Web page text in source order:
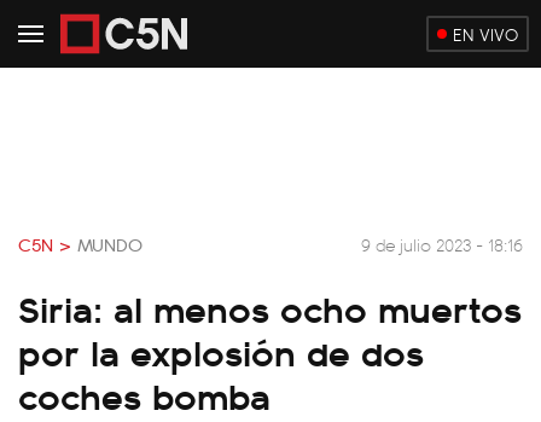
EN VIVO
C5N > MUNDO 9 de julio 2023 - 18:16
Siria: al menos ocho muertos
por la explosión de dos
coches bomba